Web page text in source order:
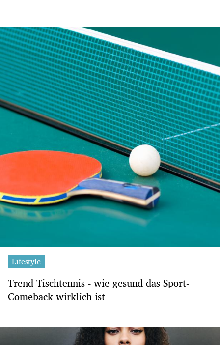
Lifestyle
Trend Tischtennis - wie gesund das Sport-
Comeback wirklich ist